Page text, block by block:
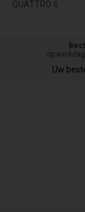
QUATTRO 6
op
Uw